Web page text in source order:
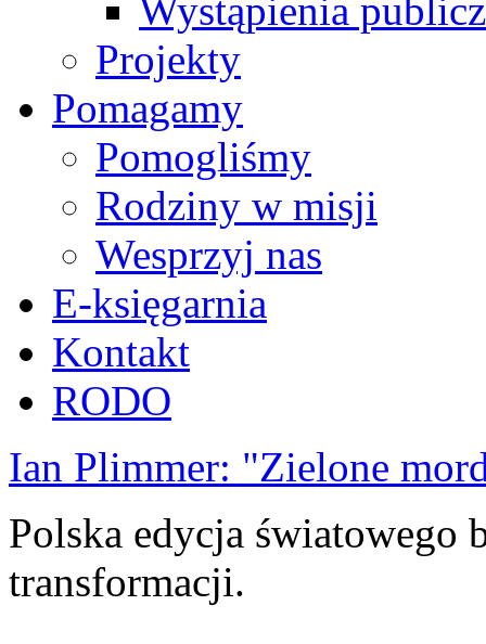
Wystąpienia
Projekty
Pomagamy
Pomogliśmy
Rodziny w misji
Wesprzyj nas
E-księgarnia
Kontakt
RODO
Ian Plimmer: "Zielone
Polska edycja światowego
transformacji.